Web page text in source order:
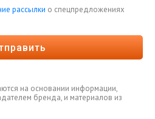
рассылки о спецпредложениях
на основании информации,
бренда, и материалов из